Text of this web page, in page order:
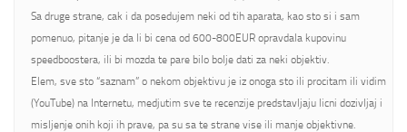
Sa druge strane, cak i da posedujem neki od tih aparata, kao sto si i sam
pomenuo, pitanje je da li bi cena od 600-800EUR opravdala kupovinu
speedboostera, ili bi mozda te pare bilo bolje dati za neki objektiv.
Elem, sve sto “saznam” o nekom objektivu je iz onoga sto ili procitam ili vidim
(YouTube) na Internetu, medjutim sve te recenzije predstavljaju licni dozivljaj i
misljenje onih koji ih prave, pa su sa te strane vise ili manje objektivne.